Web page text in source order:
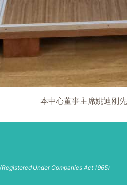
本中心董事主席姚迪刚
(Registered Under Companies Act 1965)